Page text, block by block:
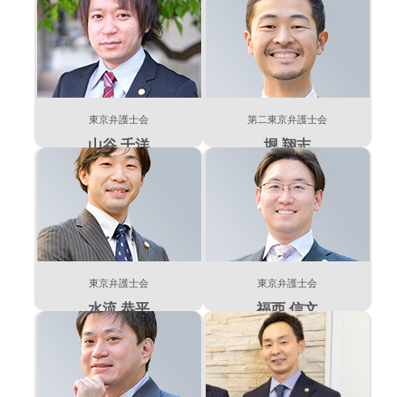
東京弁護士会
山谷 千洋
第二東京弁護士会
堀 翔志
東京弁護士会
水流 恭平
東京弁護士会
福西 信文